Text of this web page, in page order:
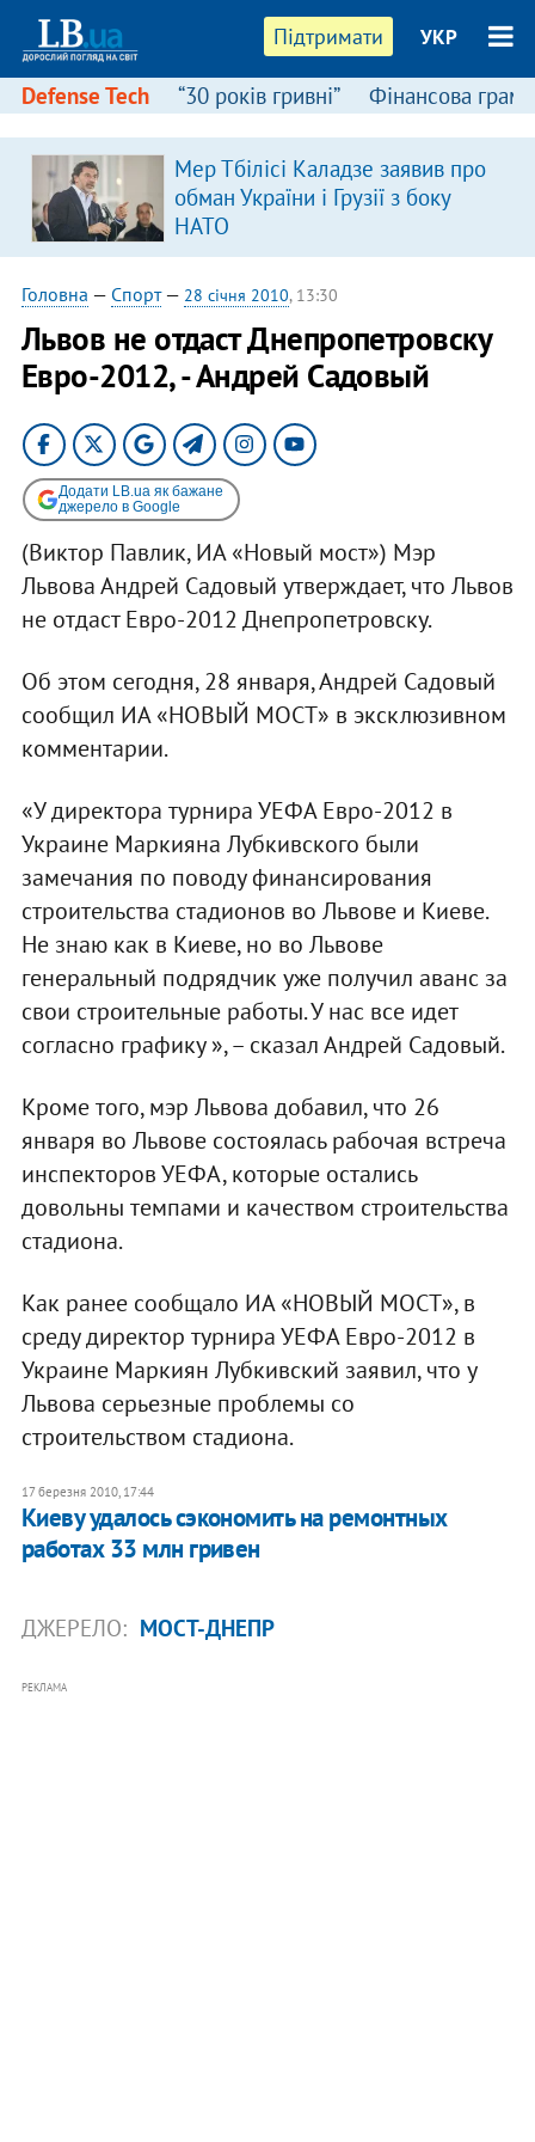
Підтримати УКР
Defense Tech “30 років гривні” Фінансова
Мер Тбілісі Каладзе заявив про
обман України і Грузії з боку
НАТО
Головна — Спорт— 28 січня 2010, 13:30
Львов не отдаст Днепропетровску
Евро-2012, - Андрей Садовый
Додати LB.ua як бажане
джерело в Google
(Виктор Павлик, ИА «Новый мост») Мэр
Львова Андрей Садовый утверждает, что Львов
не отдаст Евро-2012 Днепропетровску.
Об этом сегодня, 28 января, Андрей Садовый
сообщил ИА «НОВЫЙ МОСТ» в эксклюзивном
комментарии.
«У директора турнира УЕФА Евро-2012 в
Украине Маркияна Лубкивского были
замечания по поводу финансирования
строительства стадионов во Львове и Киеве.
Не знаю как в Киеве, но во Львове
генеральный подрядчик уже получил аванс за
свои строительные работы. У нас все идет
согласно графику », – сказал Андрей Садовый.
Кроме того, мэр Львова добавил, что 26
января во Львове состоялась рабочая встреча
инспекторов УЕФА, которые остались
довольны темпами и качеством строительства
стадиона.
Как ранее сообщало ИА «НОВЫЙ МОСТ», в
среду директор турнира УЕФА Евро-2012 в
Украине Маркиян Лубкивский заявил, что у
Львова серьезные проблемы со
строительством стадиона.
17 березня 2010, 17:44
Киеву удалось сэкономить на ремонтных
работах 33 млн гривен
ДЖЕРЕЛО: МОСТ-ДНЕПР
РЕКЛАМА